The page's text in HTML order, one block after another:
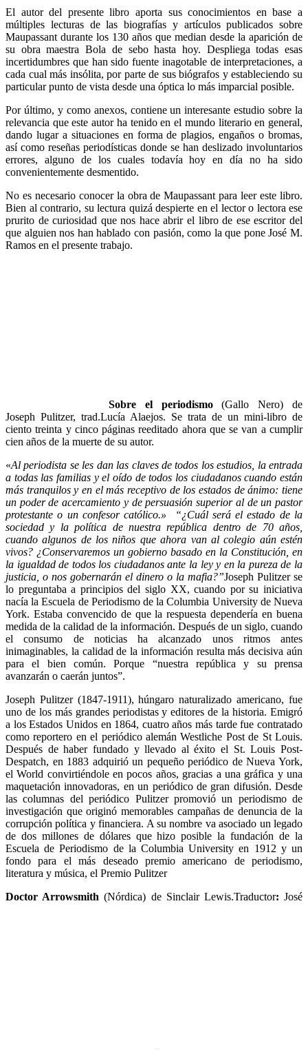
El autor del presente libro aporta sus conocimientos en base a
múltiples lecturas de las biografías y artículos publicados sobre
Maupassant durante los 130 años que median desde la aparición de
su obra maestra Bola de sebo hasta hoy. Despliega todas esas
incertidumbres que han sido fuente inagotable de interpretaciones, a
cada cual más insólita, por parte de sus biógrafos y estableciendo su
particular punto de vista desde una óptica lo más imparcial posible.
Por último, y como anexos, contiene un interesante estudio sobre la
relevancia que este autor ha tenido en el mundo literario en general,
dando lugar a situaciones en forma de plagios, engaños o bromas,
así como reseñas periodísticas donde se han deslizado involuntarios
errores, alguno de los cuales todavía hoy en día no ha sido
convenientemente desmentido.
No es necesario conocer la obra de Maupassant para leer este libro.
Bien al contrario, su lectura quizá despierte en el lector o lectora ese
prurito de curiosidad que nos hace abrir el libro de ese escritor del
que alguien nos han hablado con pasión, como la que pone José M.
Ramos en el presente trabajo.
Sobre el periodismo(Gallo Nero) de
Joseph Pulitzer, trad.Lucía Alaejos. Se trata de un mini-libro de
ciento treinta y cinco páginas reeditado ahora que se van a cumplir
cien años de la muerte de su autor.
«Al periodista se les dan las claves de todos los estudios, la entrada
a todas las familias y el oído de todos los ciudadanos cuando están
más tranquilos y en el más receptivo de los estados de ánimo: tiene
un poder de acercamiento y de persuasión superior al de un pastor
protestante o un confesor católico.»
“¿Cuál será el estado de la
sociedad y la política de nuestra república dentro de 70 años,
cuando algunos de los niños que ahora van al colegio aún estén
vivos? ¿Conservaremos un gobierno basado en la Constitución, en
la igualdad de todos los ciudadanos ante la ley y en la pureza de la
justicia, o nos gobernarán el dinero o la mafia?”Joseph Pulitzer se
lo preguntaba a principios del siglo XX, cuando por su iniciativa
nacía la Escuela de Periodismo de la Columbia University de Nueva
York. Estaba convencido de que la respuesta dependería en buena
medida de la calidad de la información. Después de un siglo, cuando
el consumo de noticias ha alcanzado unos ritmos antes
inimaginables, la calidad de la información resulta más decisiva aún
para el bien común. Porque “nuestra república y su prensa
avanzarán o caerán juntos”.
Joseph Pulitzer (1847-1911), húngaro naturalizado americano, fue
uno de los más grandes periodistas y editores de la historia. Emigró
a los Estados Unidos en 1864, cuatro años más tarde fue contratado
como reportero en el periódico alemán Westliche Post de St Louis.
Después de haber fundado y llevado al éxito el St. Louis Post-
Despatch, en 1883 adquirió un pequeño periódico de Nueva York,
el World convirtiéndole en pocos años, gracias a una gráfica y una
maquetación innovadoras, en un periódico de gran difusión. Desde
las columnas del periódico Pulitzer promovió un periodismo de
investigación que originó memorables campañas de denuncia de la
corrupción política y financiera. A su nombre va asociado un legado
de dos millones de dólares que hizo posible la fundación de la
Escuela de Periodismo de la Columbia University en 1912 y un
fondo para el más deseado premio americano de periodismo,
literatura y música, el Premio Pulitzer
Doctor Arrowsmith (Nórdica) de Sinclair Lewis.Traductor: José